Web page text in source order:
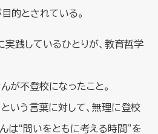
的とされている。
践しているひとりが、教育哲学
が不登校になったこと。
という言葉に対して、無理に登校
は“問いをともに考える時間”を